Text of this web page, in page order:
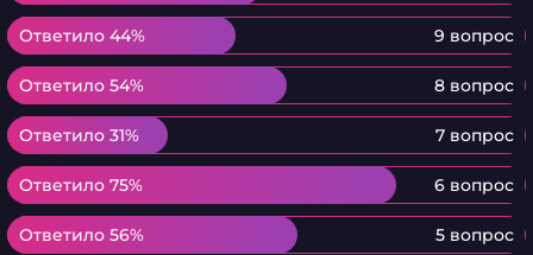
Ответило 44% 9 вопрос
Ответило 44%
Ответило 54% 8 вопрос
Ответило 54%
Ответило 31% 7 вопрос
Ответило 31%
Ответило 75% 6 вопрос
Ответило 75%
Ответило 56% 5 вопрос
Ответило 56%